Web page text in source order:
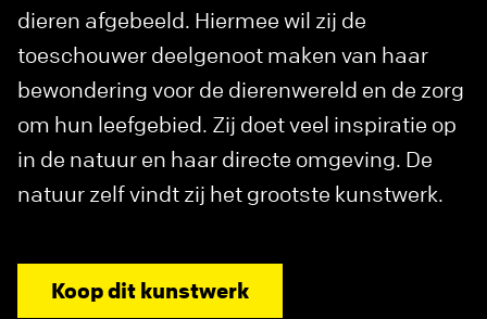
dieren afgebeeld. Hiermee wil zij de
toeschouwer deelgenoot maken van haar
bewondering voor de dierenwereld en de zorg
om hun leefgebied. Zij doet veel inspiratie op
in de natuur en haar directe omgeving. De
natuur zelf vindt zij het grootste kunstwerk.
Koop dit kunstwerk